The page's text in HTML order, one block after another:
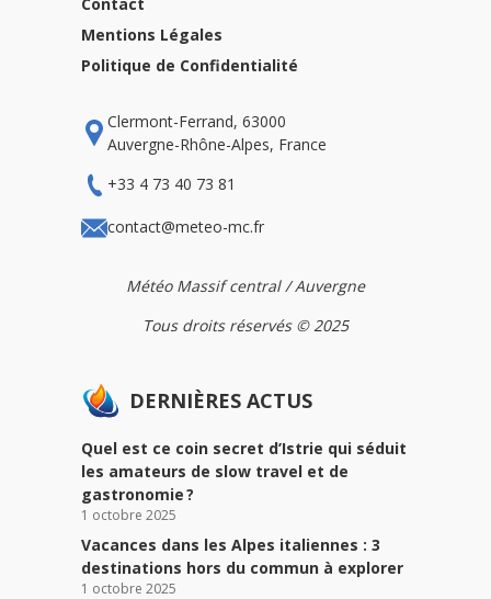
Mentions Légales
Politique de Confidentialité
Clermont-Ferrand, 63000
Auvergne-Rhône-Alpes, France
+33 4 73 40 73 81
contact@meteo-mc.fr
Météo Massif central / Auvergne
Tous droits réservés © 2025
DERNIÈRES ACTUS
Quel est ce coin secret d’Istrie qui séduit
les amateurs de slow travel et de
gastronomie ?
1 octobre 2025
Vacances dans les Alpes italiennes : 3
destinations hors du commun à explorer
1 octobre 2025